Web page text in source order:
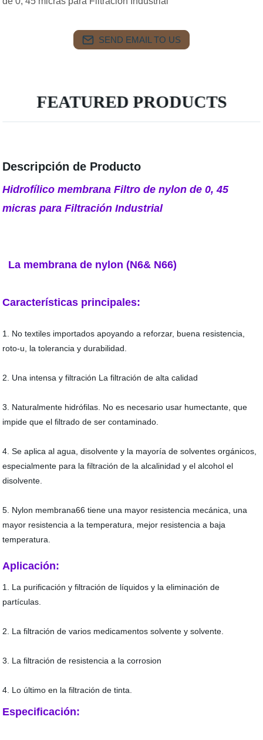
SEND EMAIL TO US
FEATURED PRODUCTS
Descripción de Producto
Hidrofílico membrana Filtro de nylon de 0, 45
micras para Filtración Industrial
La membrana de nylon (N6& N66)
Características principales:
1. No textiles importados apoyando a reforzar, buena resistencia,
roto-u, la tolerancia y durabilidad.
2. Una intensa y filtración La filtración de alta calidad
3. Naturalmente hidrófilas. No es necesario usar humectante, que
impide que el filtrado de ser contaminado.
4. Se aplica al agua, disolvente y la mayoría de solventes orgánicos,
especialmente para la filtración de la alcalinidad y el alcohol el
disolvente.
5. Nylon membrana66 tiene una mayor resistencia mecánica, una
mayor resistencia a la temperatura, mejor resistencia a baja
temperatura.
Aplicación:
1. La purificación y filtración de líquidos y la eliminación de
partículas.
2. La filtración de varios medicamentos solvente y solvente.
3. La filtración de resistencia a la corrosion
4. Lo último en la filtración de tinta.
Especificación: